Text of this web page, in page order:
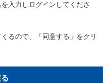
入力しログインしてくださ
るので、「同意する」をクリ